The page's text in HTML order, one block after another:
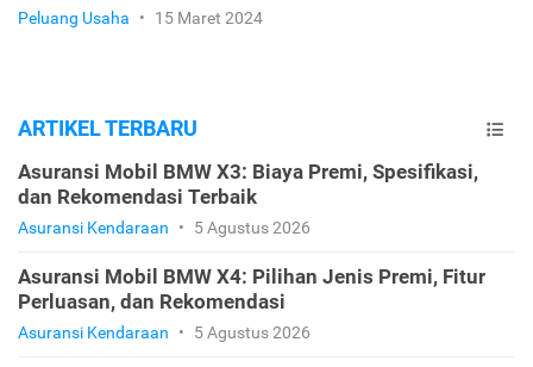
Peluang Usaha • 15 Maret 2024
ARTIKEL TERBARU
Asuransi Mobil BMW X3: Biaya Premi, Spesifikasi,
dan Rekomendasi Terbaik
Asuransi Kendaraan • 5 Agustus 2026
Asuransi Mobil BMW X4: Pilihan Jenis Premi, Fitur
Perluasan, dan Rekomendasi
Asuransi Kendaraan • 5 Agustus 2026